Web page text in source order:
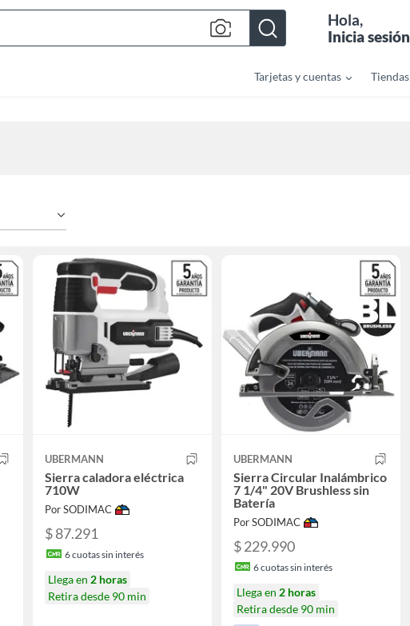
Bar
Hola,
Inicia sesión
Tarjetas y cuentas Tiendas
UBERMANN
Sierra caladora eléctrica
710W
Por SODIMAC
$ 87.291
6cuotas sin interés
Llega en 2 horas
Retira desde 90 min
UBERMANN
Sierra Circular Inalámbrico
7 1/4" 20V Brushless sin
Batería
Por SODIMAC
$ 229.990
6cuotas sin interés
Llega en 2 horas
Retira desde 90 min